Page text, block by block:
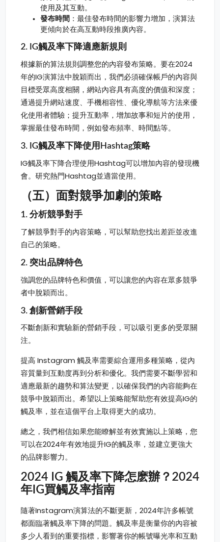
使用及其互動。
發布時間 ：最佳發布時間的影響力增加，演算法
更傾向於在高互動時段推廣內容。
2. IG觸及率下降適應新規則
根據新的算法規則調整您的內容發布策略。要在2024
年的IG演算法中脫穎而出，我們必須確保帳戶的內容與
目標受眾高度相關，網站內容具有高度的價值和深度；
通過提升網站速度、手機相容性、優化導航等方法來優
化使用者體驗；提升互動率，增加故事和短片的使用，
掌握最佳發布時間，例如發布頻率、時間點等。
3. IG觸及率下降使用Hashtag策略
IG觸及率下降合理使用Hashtag可以增加內容的發現機
會。研究熱門Hashtag並適當使用。
（五）面對競爭加劇的策略
1. 分析競爭對手
了解競爭對手的內容策略，可以幫助您找出差距並改進
自己的策略。
2. 突出品牌特色
強調您的品牌特色和價值，可以讓您的內容在眾多競爭
者中脫穎而出。
3. 創新營銷手段
不斷創新和實驗新的營銷手段，可以吸引更多的受眾關
注。
提高 Instagram 觸及率需要綜合運用多種策略，從內
容質量到互動度再到分析和優化。我們需要不斷學習和
適應最新的趨勢和算法變更，以確保我們的內容能夠在
競爭中脫穎而出。希望以上策略能幫助您有效提高IG的
觸及率，並在這個平台上取得更大的成功。
總之，我們相信如果您能瞭解並有效實施以上策略，您
可以在2024年有效地提升IG的觸及率，並建立更強大
的品牌影響力。
2024 IG 觸及率下降怎麽辦？2024
年IG買觸及率指南
隨著Instagram演算法的不斷更新，2024年許多帳號
都面臨著觸及率下降的問題。觸及率是衡量你的內容被
多少人看到的重要指標，影響著你的帳號曝光率和互動